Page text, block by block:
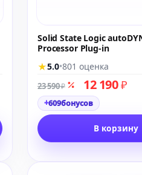
Solid State Logic
Processor Plug-in
★5.0•801 оценка
23 590₽ 12 190₽
+609бонусов
В корзину